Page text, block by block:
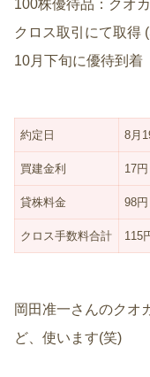
100株優待品：クオ
クロス取引にて取得
10月下旬に優待到着
約定日 8月
買建金利 17円
貸株料金 98円
クロス手数料合計 115
岡田准一さんのクオ
ど、使います(笑)